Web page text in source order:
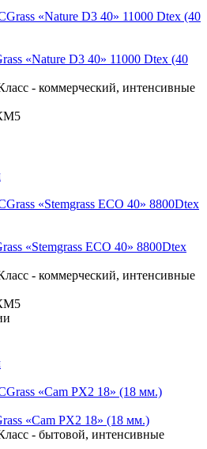
«Nature D3 40» 11000 Dtex (40
- коммерческий, интенсивные
«Stemgrass ECO 40» 8800Dtex
- коммерческий, интенсивные
«Cam PX2 18» (18 мм.)
- бытовой, интенсивные